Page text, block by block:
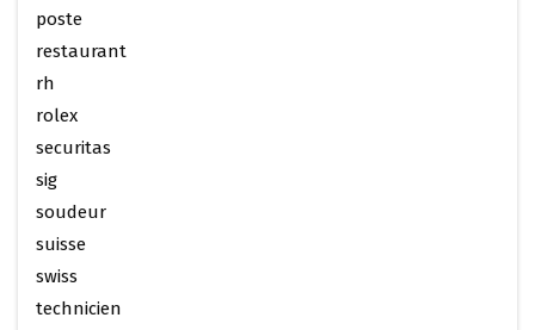
poste
restaurant
rh
rolex
securitas
sig
soudeur
suisse
swiss
technicien